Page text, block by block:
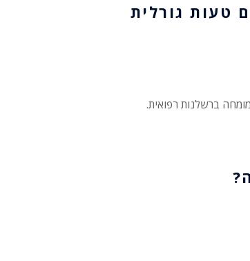
טעות גורלית
ברשלנות רפואית.